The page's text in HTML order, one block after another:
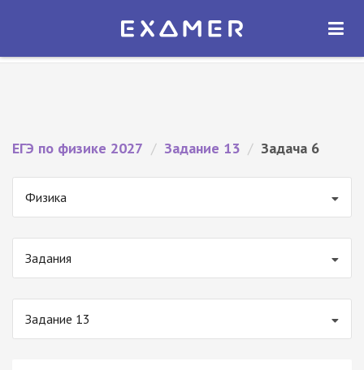
Экзамер — ЕГЭ 2027
ОТКРЫТЬ
ЕГЭ по физике 2027 / Задание 13 / Задача 6
Физика
Задания
Задание 13